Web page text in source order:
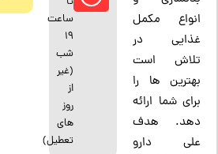
انواع مکمل
غذایی در
تلاش است
بهترین ها را
برای شما ارائه
دهد. هدف
علی دارو
ساعت
19
شب
(غیر
از
روز
های
تعطیل)